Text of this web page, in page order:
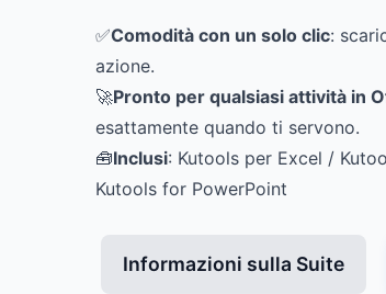
✅Comodità con un solo clic:
azione.
🚀Pronto per qualsiasi attività in
esattamente quando ti servono.
🧰Inclusi: Kutools per Excel /
Kutools for PowerPoint
Informazioni sulla Suite